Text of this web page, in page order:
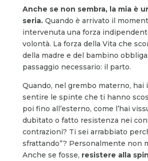
Anche se non sembra, la mia è
seria.Quando è arrivato il
intervenuta una forza
volontà. La forza della Vita che
della madre e del bambino
passaggio necessario: il parto.
Quando, nel grembo materno, hai
sentire le spinte che ti hanno
poi fino all’esterno, come l’hai
dubitato o fatto resistenza nei
contrazioni? Ti sei arrabbiato
sfrattando”? Personalmente non
Anche se fosse, resistere alla